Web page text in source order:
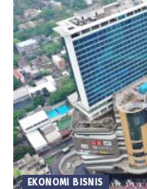
EKONOMI BISNIS